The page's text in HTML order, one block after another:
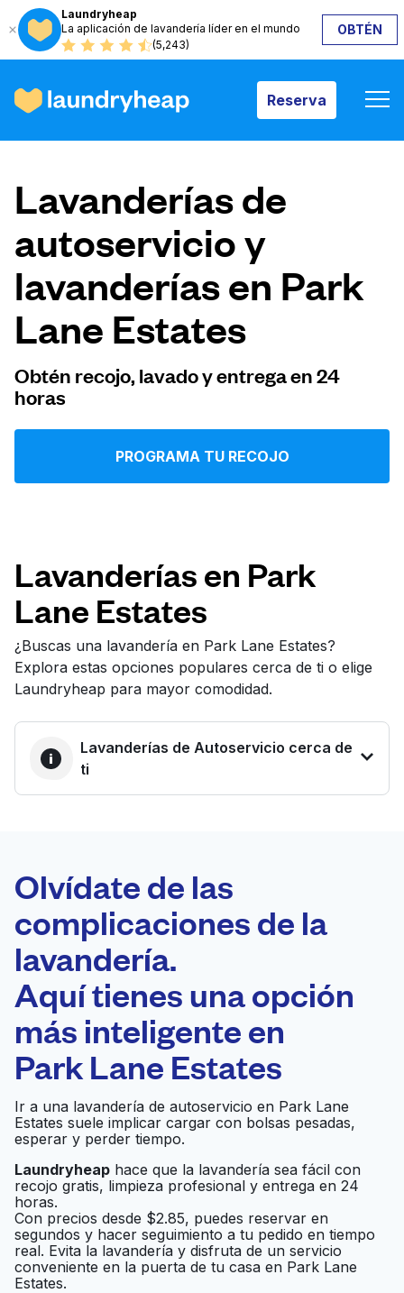
Laundryheap
La aplicación de lavandería líder en el mundo
(5,243)
OBTÉN
Reserva
Reserva
Cómo funciona
Precios y servicios
Quiénes somos
Iniciar sesión
Síguenos en
Lavanderías de
autoservicio y
lavanderías en Park
Lane Estates
Obtén recojo, lavado y entrega en 24
horas
PROGRAMA TU RECOJO
Lavanderías en Park
Lane Estates
¿Buscas una lavandería en Park Lane Estates?
Explora estas opciones populares cerca de ti o elige
Laundryheap para mayor comodidad.
Lavanderías de Autoservicio cerca de
ti
Laundryheap.com
Programa tu recogida
0 min
Recojo y entrega
casa
Abierto 24/7
Laundry
Ir al sitio web
Comet Cleaners and
Laundry San Antonio
Ir al sitio web
Rose Cleaners &
Laundry
Ir al sitio web
Olvídate de las
complicaciones de la
lavandería.
Aquí tienes una opción
más inteligente en
Park Lane Estates
Ir a una lavandería de autoservicio en Park Lane
Estates suele implicar cargar con bolsas pesadas,
esperar y perder tiempo.
Laundryheap hace que la lavandería sea fácil con
recojo gratis, limpieza profesional y entrega en 24
horas.
Con precios desde $2.85, puedes reservar en
segundos y hacer seguimiento a tu pedido en tiempo
real. Evita la lavandería y disfruta de un servicio
conveniente en la puerta de tu casa en Park Lane
Estates.